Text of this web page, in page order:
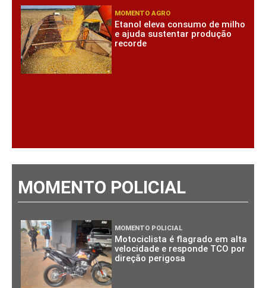
MOMENTO AGRO
Etanol eleva consumo de milho
e ajuda sustentar produção
recorde
MOMENTO POLICIAL
MOMENTO POLICIAL
Motociclista é flagrado em alta
velocidade e responde TCO por
direção perigosa